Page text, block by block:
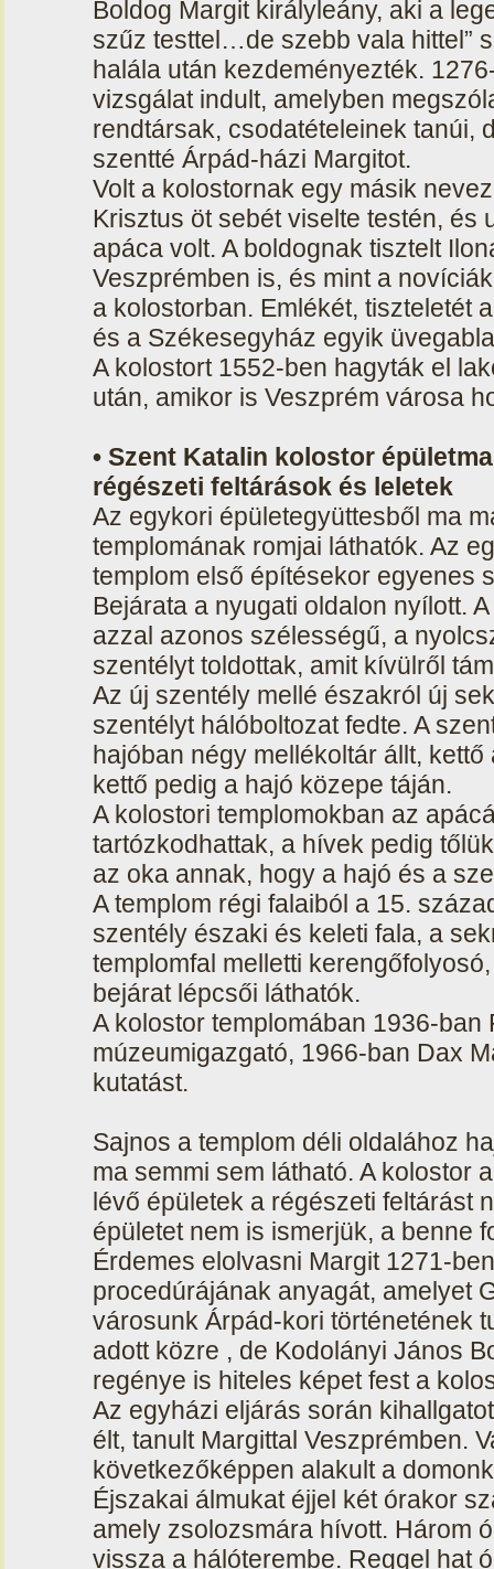
Boldog Margit királyleány, aki a
szűz testtel…de szebb vala hittel”
halála után kezdeményezték.
vizsgálat indult, amelyben
rendtársak, csodatételeinek tanúi,
szentté Árpád-házi Margitot.
Volt a kolostornak egy másik
Krisztus öt sebét viselte testén, és
apáca volt. A boldognak tisztelt
Veszprémben is, és mint a
a kolostorban. Emlékét, tiszteletét
és a Székesegyház egyik
A kolostort 1552-ben hagyták el
után, amikor is Veszprém városa
• Szent Katalin kolostor
régészeti feltárások és leletek
Az egykori épületegyüttesből ma
templomának romjai láthatók. Az
templom első építésekor egyenes
Bejárata a nyugati oldalon nyílott.
azzal azonos szélességű, a
szentélyt toldottak, amit kívülről
Az új szentély mellé északról új
szentélyt hálóboltozat fedte. A
hajóban négy mellékoltár állt,
kettő pedig a hajó közepe táján.
A kolostori templomokban az
tartózkodhattak, a hívek pedig
az oka annak, hogy a hajó és a
A templom régi falaiból a 15.
szentély északi és keleti fala, a
templomfal melletti
bejárat lépcsői láthatók.
A kolostor templomában 1936-
múzeumigazgató, 1966-ban Dax
kutatást.
Sajnos a templom déli oldalához
ma semmi sem látható. A kolostor
lévő épületek a régészeti feltárást
épületet nem is ismerjük, a benne
Érdemes elolvasni Margit 1271-
procedúrájának anyagát, amelyet
városunk Árpád-kori történetének
adott közre , de Kodolányi János
regénye is hiteles képet fest a
Az egyházi eljárás során
élt, tanult Margittal Veszprémben.
következőképpen alakult a
Éjszakai álmukat éjjel két órakor
amely zsolozsmára hívott. Három
vissza a hálóterembe. Reggel hat